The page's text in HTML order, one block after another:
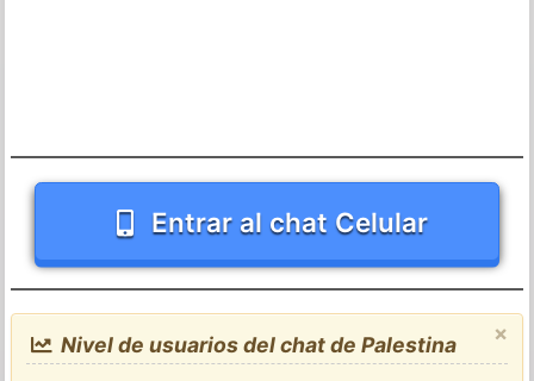
Entrar al chat Celular
×
Nivel de usuarios del chat de Palestina